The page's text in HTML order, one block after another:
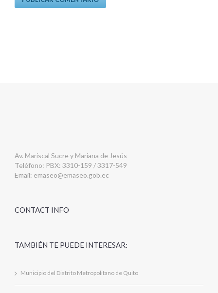
Av. Mariscal Sucre y Mariana de Jesús
Teléfono: PBX: 3310-159 / 3317-549
Email: emaseo@emaseo.gob.ec
CONTACT INFO
TAMBIÉN TE PUEDE INTERESAR:
Municipio del Distrito Metropolitano de Quito